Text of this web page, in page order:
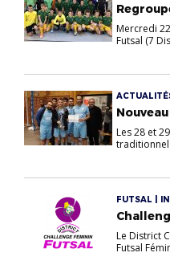
Mercredi
Futsal (7
Les 28 et
traditionnel
FUTSAL |
Le District
Futsal